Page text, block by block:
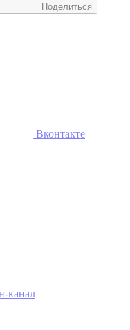
Поделиться
Вконтакте
канал